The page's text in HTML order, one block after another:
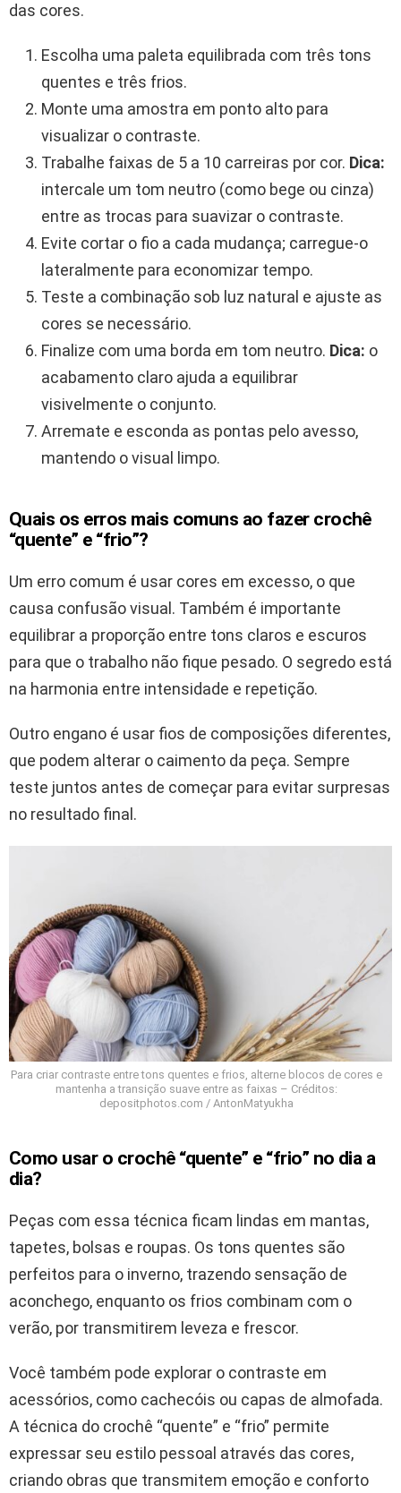
das cores.
Escolha uma paleta equilibrada com três tons
quentes e três frios.
Monte uma amostra em ponto alto para
visualizar o contraste.
Trabalhe faixas de 5 a 10 carreiras por cor. Dica:
intercale um tom neutro (como bege ou cinza)
entre as trocas para suavizar o contraste.
Evite cortar o fio a cada mudança; carregue-o
lateralmente para economizar tempo.
Teste a combinação sob luz natural e ajuste as
cores se necessário.
Finalize com uma borda em tom neutro. Dica: o
acabamento claro ajuda a equilibrar
visivelmente o conjunto.
Arremate e esconda as pontas pelo avesso,
mantendo o visual limpo.
Quais os erros mais comuns ao fazer crochê
“quente” e “frio”?
Um erro comum é usar cores em excesso, o que
causa confusão visual. Também é importante
equilibrar a proporção entre tons claros e escuros
para que o trabalho não fique pesado. O segredo está
na harmonia entre intensidade e repetição.
Outro engano é usar fios de composições diferentes,
que podem alterar o caimento da peça. Sempre
teste juntos antes de começar para evitar surpresas
no resultado final.
Para criar contraste entre tons quentes e frios, alterne blocos de cores e
mantenha a transição suave entre as faixas – Créditos:
depositphotos.com / AntonMatyukha
Como usar o crochê “quente” e “frio” no dia a
dia?
Peças com essa técnica ficam lindas em mantas,
tapetes, bolsas e roupas. Os tons quentes são
perfeitos para o inverno, trazendo sensação de
aconchego, enquanto os frios combinam com o
verão, por transmitirem leveza e frescor.
Você também pode explorar o contraste em
acessórios, como cachecóis ou capas de almofada.
A técnica do crochê “quente” e “frio” permite
expressar seu estilo pessoal através das cores,
criando obras que transmitem emoção e conforto